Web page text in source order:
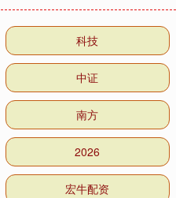
科技
中证
南方
2026
宏牛配资